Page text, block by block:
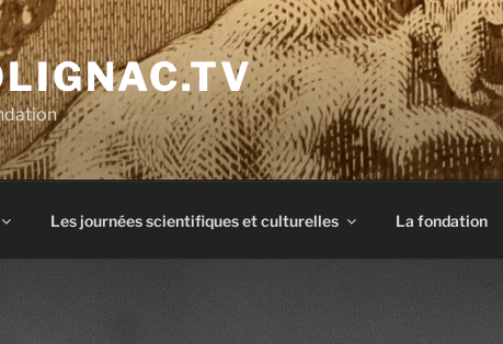
Les journées scientifiques et culturelles La fondation